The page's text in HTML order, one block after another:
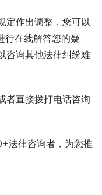
定作出调整，您可以
行在线解答您的疑
咨询其他法律纠纷难
者直接拨打电话咨询
法律咨询者，为您推